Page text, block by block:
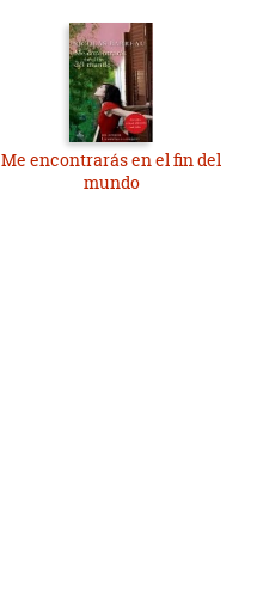
Me encontrarás en el fin del
mundo